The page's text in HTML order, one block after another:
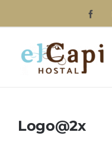
al
contenido
Logo@2x